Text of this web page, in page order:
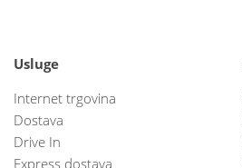
Usluge
Internet trgovina
Dostava
Drive In
Express dostava